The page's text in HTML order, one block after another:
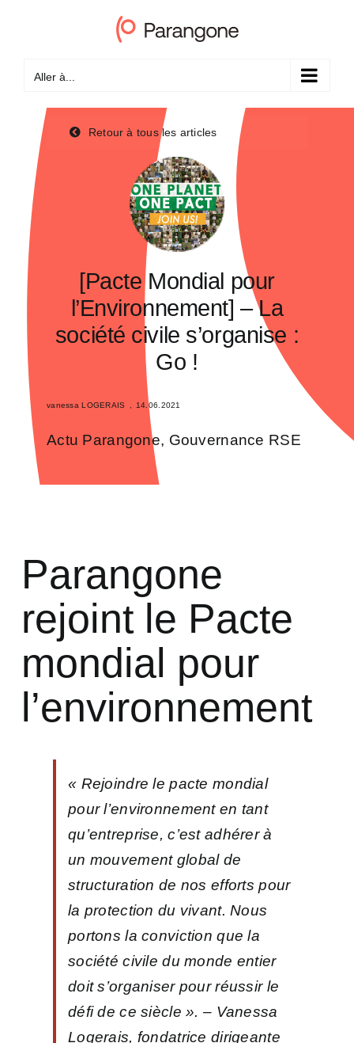
Aller à...
Retour à tous les articles
[Pacte Mondial pour
l’Environnement] – La
société civile s’organise :
Go !
vanessa LOGERAIS 14.06.2021
Actu Parangone, Gouvernance RSE
Parangone
rejoint le Pacte
mondial pour
l’environnement
« Rejoindre le pacte mondial
pour l’environnement en tant
qu’entreprise, c’est adhérer à
un mouvement global de
structuration de nos efforts pour
la protection du vivant. Nous
portons la conviction que la
société civile du monde entier
doit s’organiser pour réussir le
défi de ce siècle ». – Vanessa
Logerais, fondatrice dirigeante